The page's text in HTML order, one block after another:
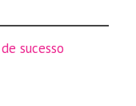
sucesso